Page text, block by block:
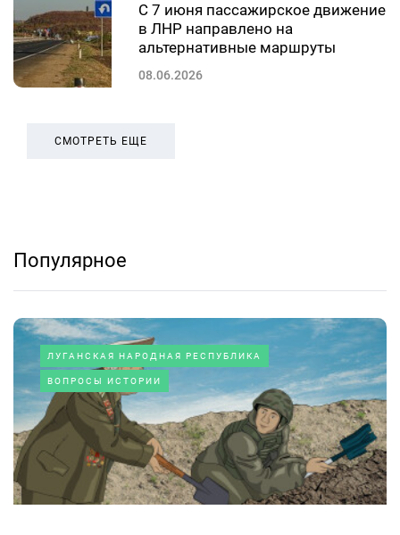
С 7 июня пассажирское движение
в ЛНР направлено на
альтернативные маршруты
08.06.2026
СМОТРЕТЬ ЕЩЕ
Популярное
ЛУГАНСКАЯ НАРОДНАЯ РЕСПУБЛИКА
ВОПРОСЫ ИСТОРИИ